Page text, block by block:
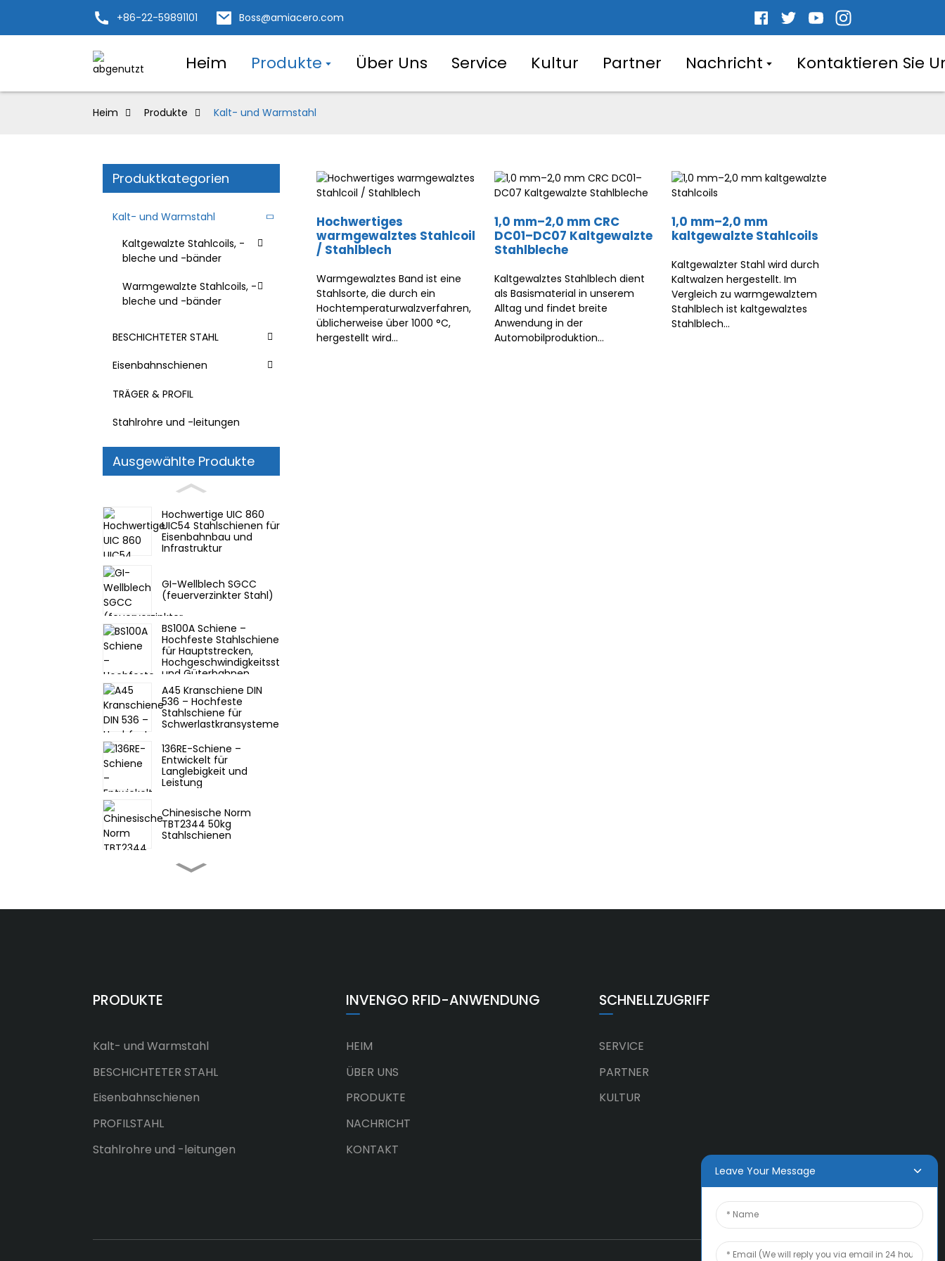
+86-22-59891101 Boss@amiacero.com
Heim Produkte Über Uns Service Kultur Partner Nachricht Kontaktieren Sie
Heim Produkte Kalt- und Warmstahl
Produktkategorien
Kalt- und Warmstahl
Kaltgewalzte Stahlcoils, -
bleche und -bänder
Warmgewalzte Stahlcoils, -
bleche und -bänder
BESCHICHTETER STAHL
Eisenbahnschienen
TRÄGER & PROFIL
Stahlrohre und -leitungen
Ausgewählte Produkte
Hochwertige UIC 860
UIC54 Stahlschienen für
Eisenbahnbau und
Infrastruktur
GI-Wellblech SGCC
(feuerverzinkter Stahl)
BS100A Schiene –
Hochfeste Stahlschiene
für Hauptstrecken,
Hochgeschwindigkeitsstrecken
und Güterbahnen
A45 Kranschiene DIN
536 – Hochfeste
Stahlschiene für
Schwerlastkransysteme
136RE-Schiene –
Entwickelt für
Langlebigkeit und
Leistung
Chinesische Norm
TBT2344 50kg
Stahlschienen
Chinesischer Standard
Chinesische Standard-
Eisenbahnschiene 60N
ASTM A759 CR175
Hochwertiges
warmgewalztes Stahlcoil
/ Stahlblech
Warmgewalztes Band ist eine
Stahlsorte, die durch ein
Hochtemperaturwalzverfahren,
üblicherweise über 1000 °C,
hergestellt wird...
1,0 mm–2,0 mm CRC
DC01–DC07 Kaltgewalzte
Stahlbleche
Kaltgewalztes Stahlblech dient
als Basismaterial in unserem
Alltag und findet breite
Anwendung in der
Automobilproduktion...
1,0 mm–2,0 mm
kaltgewalzte Stahlcoils
Kaltgewalzter Stahl wird durch
Kaltwalzen hergestellt. Im
Vergleich zu warmgewalztem
Stahlblech ist kaltgewalztes
Stahlblech...
PRODUKTE
Kalt- und Warmstahl
BESCHICHTETER STAHL
Eisenbahnschienen
PROFILSTAHL
Stahlrohre und -leitungen
INVENGO RFID-ANWENDUNG
HEIM
ÜBER UNS
PRODUKTE
NACHRICHT
KONTAKT
SCHNELLZUGRIFF
SERVICE
PARTNER
KULTUR
Leave Your Message